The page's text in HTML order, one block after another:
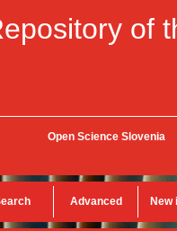
of
Open Science Slovenia
Advanced New